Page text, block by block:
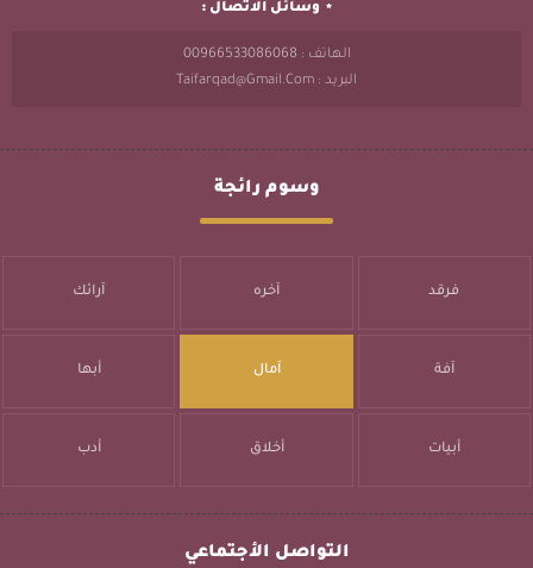
وسائل الاتصال :
الهاتف : 00966533086068
البريد : Taifarqad@gmail.com
وسوم رائجة
فرقد آخره آرائك
آفة آمال أبها
أبيات أخلاق أدب
التواصل الأجتماعي